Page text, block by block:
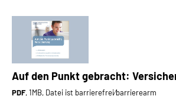
Auf den Punkt gebracht:
PDF, 1MB, Datei ist barrierefrei⁄barrierearm